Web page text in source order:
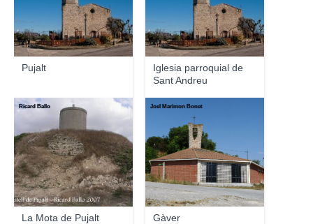
Pujalt
Iglesia parroquial de
Sant Andreu
La Mota de Pujalt
Ricard Ballo
Gàver
Joel Marimon Bonet